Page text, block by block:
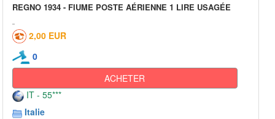
REGNO 1934 - FIUME POSTE AÉRIENNE 1 LIRE USAGÉE
2,00 EUR
0
ACHETER
IT - 55***
Italie